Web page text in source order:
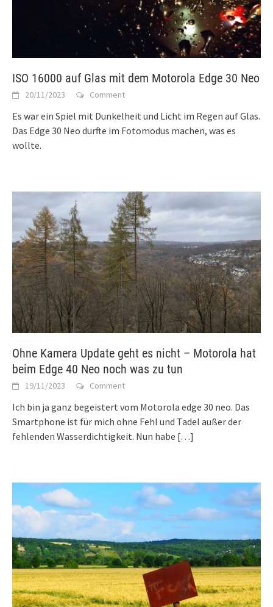
ISO 16000 auf Glas mit dem Motorola Edge 30 Neo
20/11/2023 Comment
Es war ein Spiel mit Dunkelheit und Licht im Regen auf Glas.
Das Edge 30 Neo durfte im Fotomodus machen, was es
wollte.
Ohne Kamera Update geht es nicht – Motorola hat
beim Edge 40 Neo noch was zu tun
19/11/2023 Comment
Ich bin ja ganz begeistert vom Motorola edge 30 neo. Das
Smartphone ist für mich ohne Fehl und Tadel außer der
fehlenden Wasserdichtigkeit. Nun habe […]